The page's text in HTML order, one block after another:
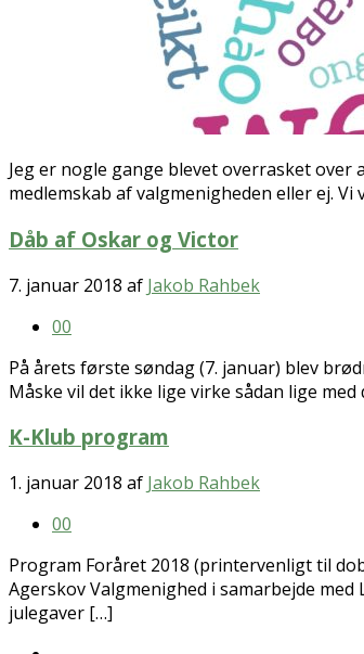
Jeg er nogle gange blevet overrasket
medlemskab af valgmenigheden eller ej.
Dåb af Oskar og Victor
7. januar 2018 af Jakob Rahbek
00
På årets første søndag (7. januar) blev
Måske vil det ikke lige virke sådan lige
K-Klub program
1. januar 2018 af Jakob Rahbek
00
Program Foråret 2018 (printervenligt til
Agerskov Valgmenighed i samarbejde
julegaver […]